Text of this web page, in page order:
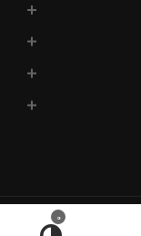
0